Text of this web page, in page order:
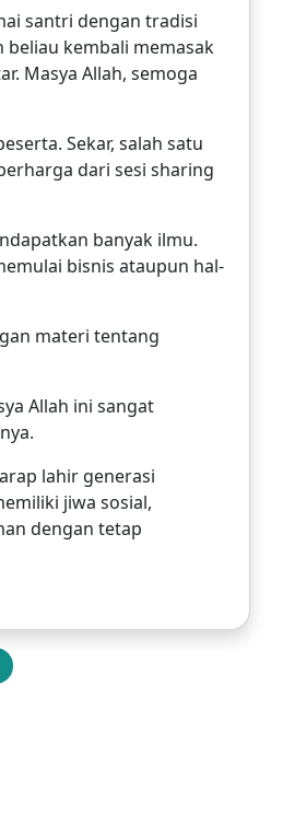
santri dengan tradisi
beliau kembali memasak
Masya Allah, semoga
Sekar, salah satu
dari sesi sharing
banyak ilmu.
bisnis ataupun hal-
materi tentang
Allah ini sangat
lahir generasi
jiwa sosial,
dengan tetap